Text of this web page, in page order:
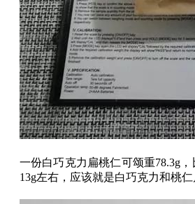
一份白巧克力扁桃仁可颂重78.3g
13g左右，应该就是白巧克力和桃